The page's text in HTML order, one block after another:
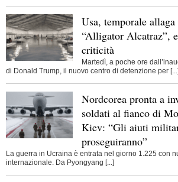
Usa, temporale
“Alligator Alcatraz”,
criticità
Martedì, a poche ore
di Donald Trump, il nuovo centro di detenzione per
Nordcorea pronta a
soldati al fianco di
Kiev: “Gli aiuti
proseguiranno”
La guerra in Ucraina è entrata nel giorno 1.225 con
internazionale. Da Pyongyang [...]